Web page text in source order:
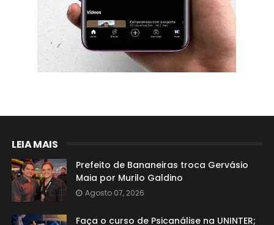
LEIA MAIS
Prefeito de Bananeiras troca Gervásio
Maia por Murilo Galdino
Agosto 07, 2026
Faça o curso de Psicanálise na UNINTER;